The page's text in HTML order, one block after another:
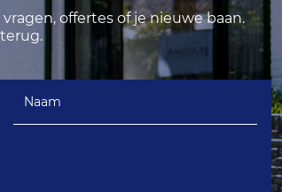
offertes of je nieuwe baan.